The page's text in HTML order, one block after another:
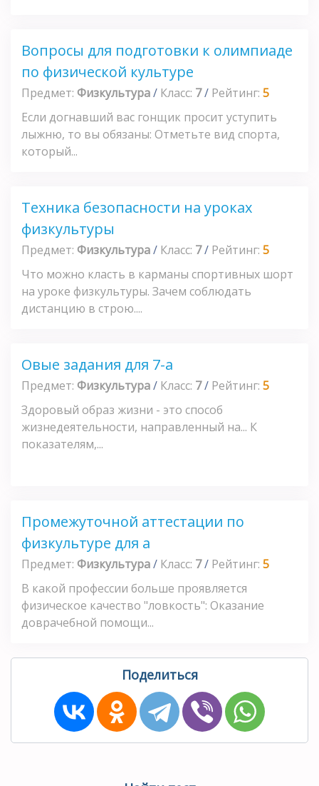
Вопросы для подготовки к олимпиаде
по физической культуре
Предмет: Физкультура/ Класс: 7/ Рейтинг: 5
Если догнавший вас гонщик просит уступить
лыжню, то вы обязаны: Отметьте вид спорта,
который...
Техника безопасности на уроках
физкультуры
Предмет: Физкультура/ Класс: 7/ Рейтинг: 5
Что можно класть в карманы спортивных шорт
на уроке физкультуры. Зачем соблюдать
дистанцию в строю....
Овые задания для 7-а
Предмет: Физкультура/ Класс: 7/ Рейтинг: 5
Здоровый образ жизни - это способ
жизнедеятельности, направленный на... К
показателям,...
Промежуточной аттестации по
физкультуре для а
Предмет: Физкультура/ Класс: 7/ Рейтинг: 5
В какой профессии больше проявляется
физическое качество "ловкость": Оказание
доврачебной помощи...
Поделиться